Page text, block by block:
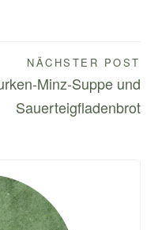
NÄCHSTER POST
Minz-Suppe und
Sauerteigfladenbrot